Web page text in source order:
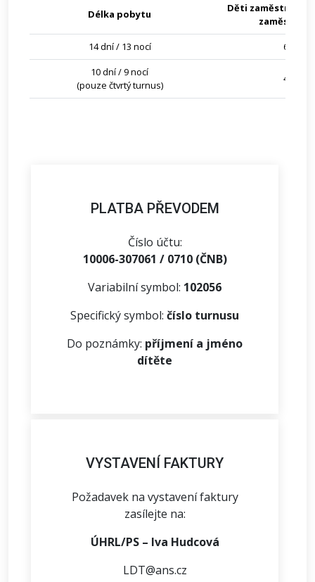
Délka pobytu
Děti zaměstnanců
14 dní / 13 nocí
6 500
10 dní / 9 nocí
(pouze čtvrtý turnus)
4 700
PLATBA PŘEVODEM
Číslo účtu:
10006-307061 / 0710 (ČNB)
Variabilní symbol: 102056
Specifický symbol: číslo turnusu
Do poznámky: příjmení a jméno
dítěte
VYSTAVENÍ FAKTURY
Požadavek na vystavení faktury
zasílejte na:
ÚHRL/PS – Iva Hudcová
LDT@ans.cz